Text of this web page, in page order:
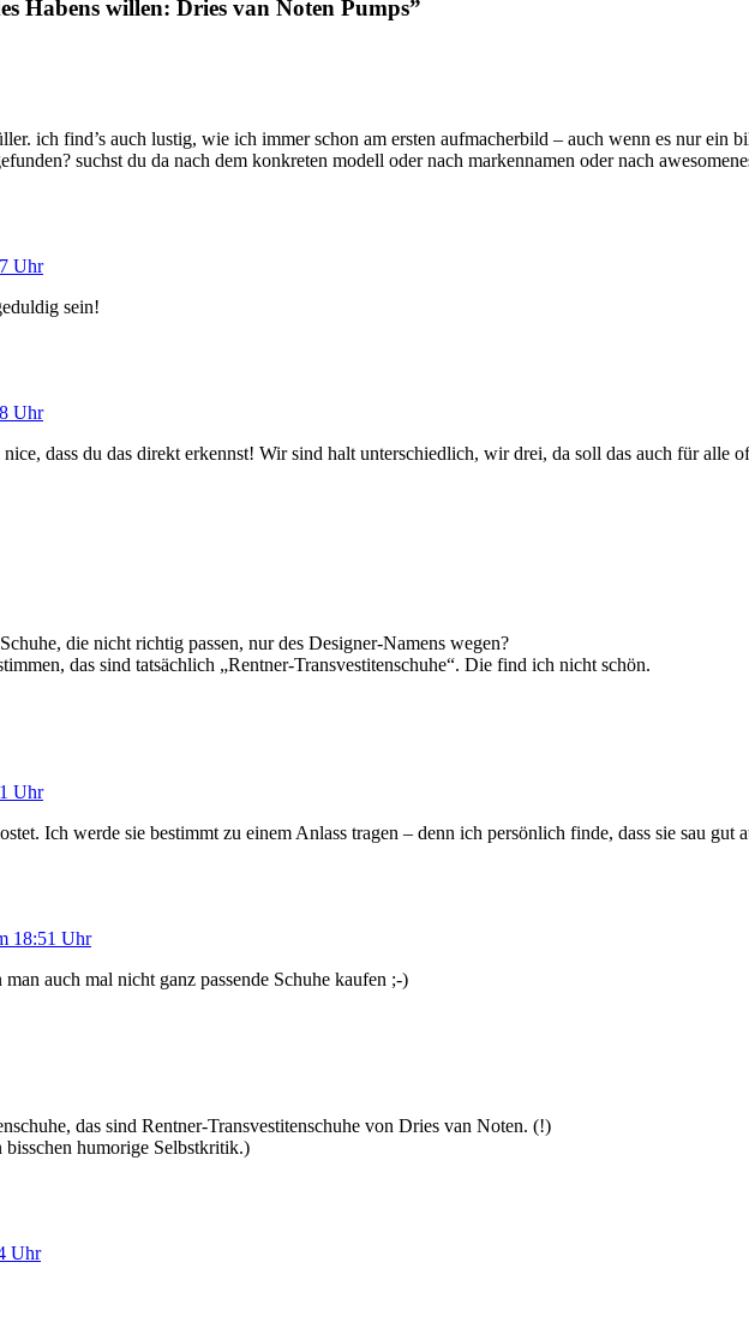
Habens willen: Dries van Noten Pumps”
ich find’s auch lustig, wie ich immer schon am ersten aufmacherbild – auch wenn es nur ein
suchst du da nach dem konkreten modell oder nach markennamen oder nach
Uhr
sein!
Uhr
dass du das direkt erkennst! Wir sind halt unterschiedlich, wir drei, da soll das auch für alle
die nicht richtig passen, nur des Designer-Namens wegen?
das sind tatsächlich „Rentner-Transvestitenschuhe“. Die find ich nicht schön.
Uhr
Ich werde sie bestimmt zu einem Anlass tragen – denn ich persönlich finde, dass sie sau gut
18:51 Uhr
auch mal nicht ganz passende Schuhe kaufen ;-)
das sind Rentner-Transvestitenschuhe von Dries van Noten. (!)
bisschen humorige Selbstkritik.)
Uhr